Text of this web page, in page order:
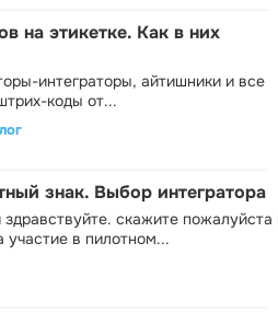
на этикетке. Как в них
интеграторы, айтишники и все
коды от...
знак. Выбор интегратора
скажите пожалуйста
участие в пилотном...